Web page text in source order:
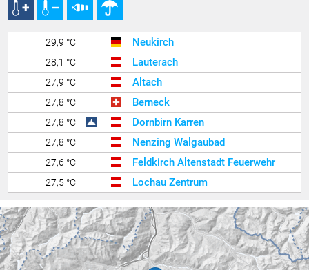
29,9 °C Neukirch
28,1 °C Lauterach
27,9 °C Altach
27,8 °C Berneck
27,8 °C Dornbirn Karren
27,8 °C Nenzing Walgaubad
27,6 °C Feldkirch Altenstadt Feuerwehr
27,5 °C Lochau Zentrum
27,3 °C Riedt bei Erlen
27,3 °C Düns
27,3 °C Rüti